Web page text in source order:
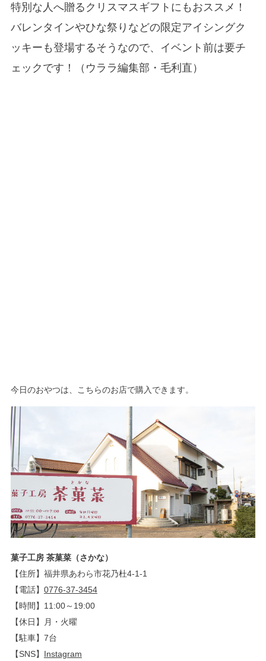
特別な人へ贈るクリスマスギフトにもおススメ！
バレンタインやひな祭りなどの限定アイシングク
ッキーも登場するそうなので、イベント前は要チ
ェックです！（ウララ編集部・毛利直）
今日のおやつは、こちらのお店で購入できます。
菓子工房 茶菓菜（さかな）
【住所】福井県あわら市花乃杜4-1-1
【電話】 0776-37-3454
【時間】11:00～19:00
【休日】月・火曜
【駐車】7台
【SNS】 Instagram